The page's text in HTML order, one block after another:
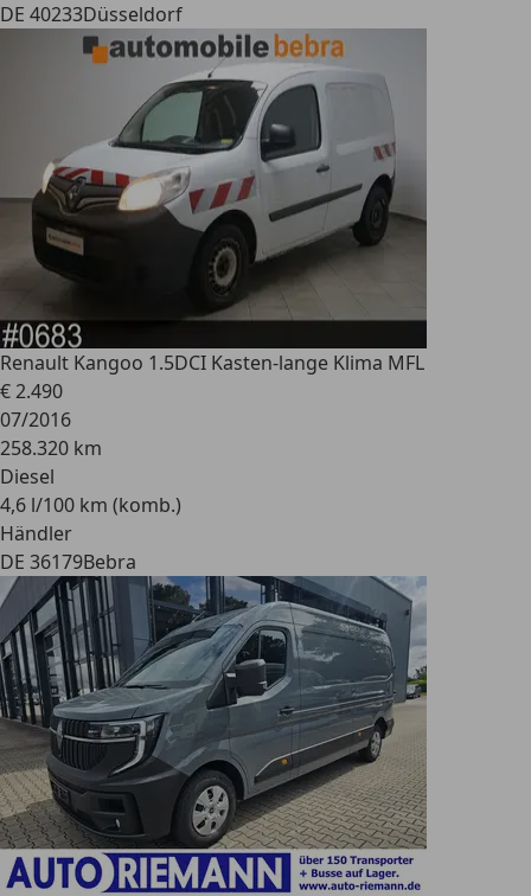
DE 40233Düsseldorf
Renault Kangoo 1.5DCI Kasten-lange Klima MFL
€ 2.490
07/2016
258.320 km
Diesel
4,6 l/100 km (komb.)
Händler
DE 36179Bebra